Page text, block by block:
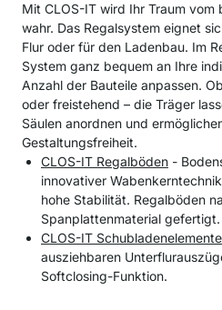
Mit CLOS-IT wird Ihr Traum vom
wahr. Das Regalsystem eignet
Flur oder für den Ladenbau. Im
System ganz bequem an Ihre
Anzahl der Bauteile anpassen.
oder freistehend – die Träger
Säulen anordnen und
Gestaltungsfreiheit.
CLOS-IT Regalböden -
innovativer
hohe Stabilität. Regalböden
Spanplattenmaterial gefertigt.
CLOS-IT Schubladenelemente
ausziehbaren
Softclosing-Funktion.